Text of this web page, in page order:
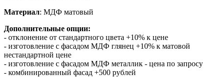
Материал: МДФ матовый
Дополнительные опции:
- отклонение от стандартного цвета +10% к цене
- изготовление с фасадом МДФ глянец +10% к матовой
нестандартной цене
- изготовление с фасадом МДФ металлик - цена по запросу
- комбинированный фасад +500 рублей